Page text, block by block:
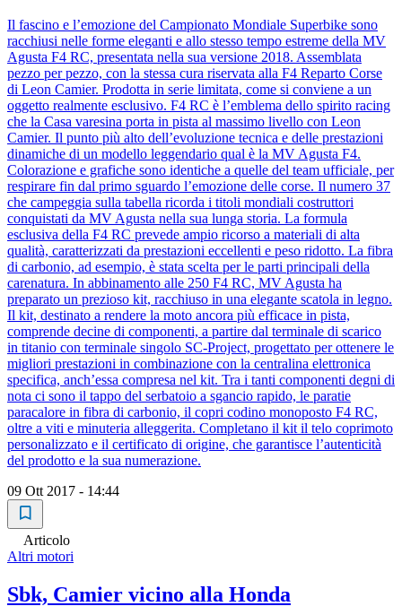
Il fascino e l’emozione del Campionato Mondiale Superbike sono
racchiusi nelle forme eleganti e allo stesso tempo estreme della MV
Agusta F4 RC, presentata nella sua versione 2018. Assemblata
pezzo per pezzo, con la stessa cura riservata alla F4 Reparto Corse
di Leon Camier. Prodotta in serie limitata, come si conviene a un
oggetto realmente esclusivo. F4 RC è l’emblema dello spirito racing
che la Casa varesina porta in pista al massimo livello con Leon
Camier. Il punto più alto dell’evoluzione tecnica e delle prestazioni
dinamiche di un modello leggendario qual è la MV Agusta F4.
Colorazione e grafiche sono identiche a quelle del team ufficiale, per
respirare fin dal primo sguardo l’emozione delle corse. Il numero 37
che campeggia sulla tabella ricorda i titoli mondiali costruttori
conquistati da MV Agusta nella sua lunga storia. La formula
esclusiva della F4 RC prevede ampio ricorso a materiali di alta
qualità, caratterizzati da prestazioni eccellenti e peso ridotto. La fibra
di carbonio, ad esempio, è stata scelta per le parti principali della
carenatura. In abbinamento alle 250 F4 RC, MV Agusta ha
preparato un prezioso kit, racchiuso in una elegante scatola in legno.
Il kit, destinato a rendere la moto ancora più efficace in pista,
comprende decine di componenti, a partire dal terminale di scarico
in titanio con terminale singolo SC-Project, progettato per ottenere le
migliori prestazioni in combinazione con la centralina elettronica
specifica, anch’essa compresa nel kit. Tra i tanti componenti degni di
nota ci sono il tappo del serbatoio a sgancio rapido, le paratie
paracalore in fibra di carbonio, il copri codino monoposto F4 RC,
oltre a viti e minuteria alleggerita. Completano il kit il telo coprimoto
personalizzato e il certificato di origine, che garantisce l’autenticità
del prodotto e la sua numerazione.
09 Ott 2017 - 14:44
Articolo
Altri motori
Sbk, Camier vicino alla Honda